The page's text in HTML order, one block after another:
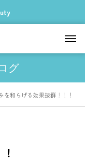
グ
を和らげる効果抜群！！！